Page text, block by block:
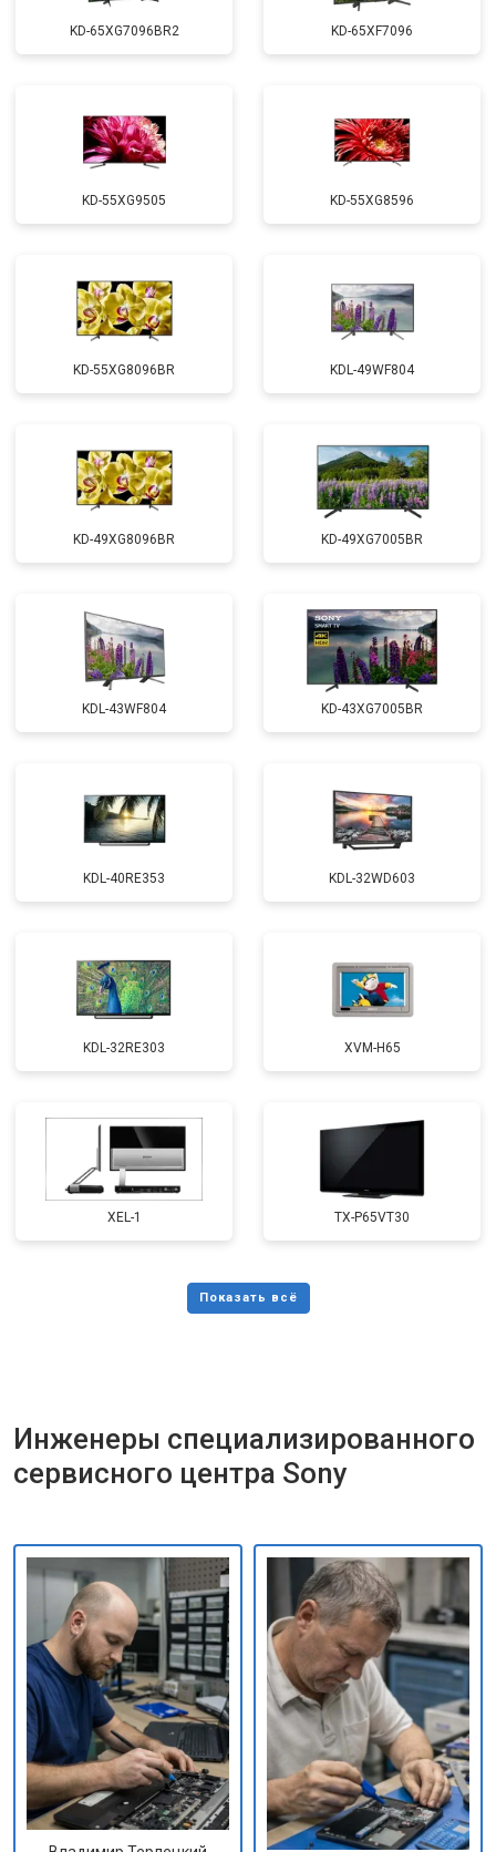
KD-65XG7096BR2 KD-65XF7096
KD-55XG9505 KD-55XG8596
KD-55XG8096BR KDL-49WF804
KD-49XG8096BR KD-49XG7005BR
KDL-43WF804 KD-43XG7005BR
KDL-40RE353 KDL-32WD603
KDL-32RE303 XVM-H65
XEL-1 TX-P65VT30
Инженеры специализированного
сервисного центра Sony